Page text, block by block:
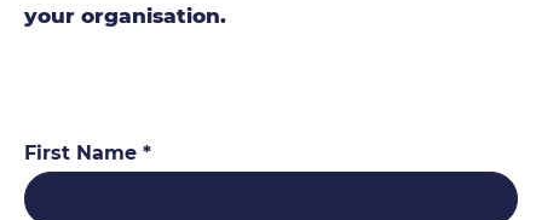
your organisation.
First Name *